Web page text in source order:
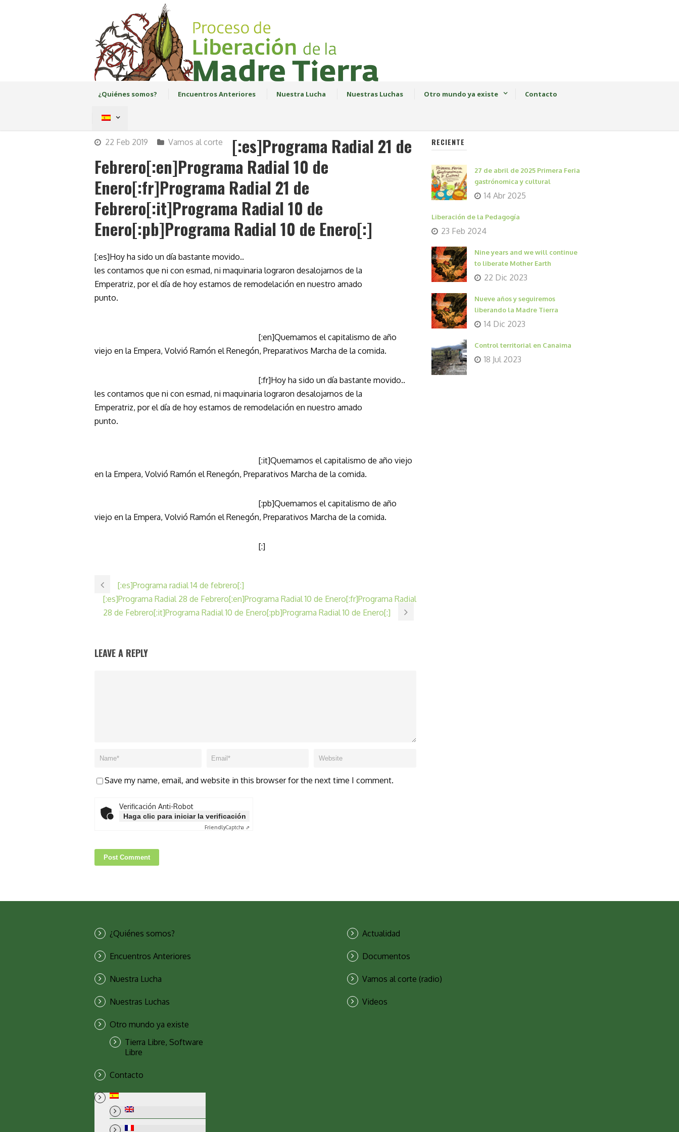
¿Quiénes somos? Encuentros Anteriores Nuestra Lucha Nuestras Luchas Otro mundo ya existe Contacto
22 Feb 2019 Vamos al corte
[:es]Programa Radial 21 de
Febrero[:en]Programa Radial 10 de
Enero[:fr]Programa Radial 21 de
Febrero[:it]Programa Radial 10 de
Enero[:pb]Programa Radial 10 de Enero[:]
[:es]Hoy ha sido un día bastante movido..
les contamos que ni con esmad, ni maquinaria lograron desalojarnos de la
Emperatriz, por el día de hoy estamos de remodelación en nuestro amado
punto.
[:en]Quemamos el capitalismo de año
viejo en la Empera, Volvió Ramón el Renegón, Preparativos Marcha de la comida.
[:fr]Hoy ha sido un día bastante movido..
les contamos que ni con esmad, ni maquinaria lograron desalojarnos de la
Emperatriz, por el día de hoy estamos de remodelación en nuestro amado
punto.
[:it]Quemamos el capitalismo de año viejo
en la Empera, Volvió Ramón el Renegón, Preparativos Marcha de la comida.
[:pb]Quemamos el capitalismo de año
viejo en la Empera, Volvió Ramón el Renegón, Preparativos Marcha de la comida.
[:]
[:es]Programa radial 14 de febrero[:]
[:es]Programa Radial 28 de Febrero[:en]Programa Radial 10 de Enero[:fr]Programa Radial
28 de Febrero[:it]Programa Radial 10 de Enero[:pb]Programa Radial 10 de Enero[:]
LEAVE A REPLY
Save my name, email, and website in this browser for the next time I comment.
Verificación Anti-Robot
Haga clic para iniciar la verificación
FriendlyCaptcha ⇗
RECIENTE
27 de abril de 2025 Primera Feria
gastrónomica y cultural
14 Abr 2025
Liberación de la Pedagogía
23 Feb 2024
Nine years and we will continue
to liberate Mother Earth
22 Dic 2023
Nueve años y seguiremos
liberando la Madre Tierra
14 Dic 2023
Control territorial en Canaima
18 Jul 2023
¿Quiénes somos?
Encuentros Anteriores
Nuestra Lucha
Nuestras Luchas
Otro mundo ya existe
Tierra Libre, Software
Libre
Contacto
Actualidad
Documentos
Vamos al corte (radio)
Videos